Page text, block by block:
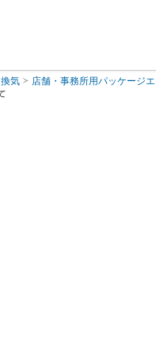
気 店舗・事務所用パッケージ